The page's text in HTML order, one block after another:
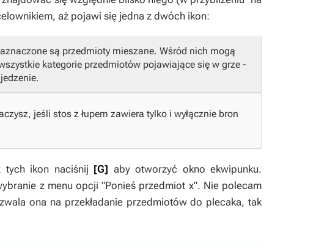
aż pojawi się jedna z dwóch ikon:
są przedmioty mieszane. Wśród nich mogą
kategorie przedmiotów pojawiające się w grze -
jeśli stos z łupem zawiera tylko i wyłącznie bron
tych ikon naciśnij [G] aby otworzyć okno ekwipunku.
z menu opcji "Ponieś przedmiot x". Nie polecam
ona na przekładanie przedmiotów do plecaka, tak